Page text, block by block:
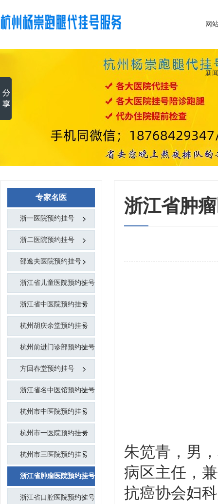
网
新
专家名医
浙一医院预约挂号
浙二医院预约挂号
邵逸夫医院预约挂号
浙江省儿童医院预约挂号
浙江省中医院预约挂号
杭州胡庆余堂预约挂号
杭州前进门诊部预约挂号
方回春堂预约挂号
浙江省名中医馆预约挂号
杭州市中医院预约挂号
杭州市一医院预约挂号
杭州市三医院预约挂号
浙江省肿瘤医院预约挂号
浙江省口腔医院预约挂号
浙江省肿
朱笕青，男
病区主任，
抗癌协会妇